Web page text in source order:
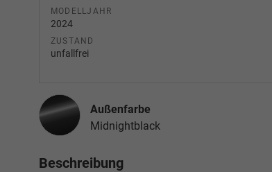
MODELLJAHR
2024
ZUSTAND
unfallfrei
Außenfarbe
Midnightblack
Beschreibung